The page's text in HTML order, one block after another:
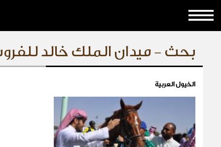
بحث - ميدان الملك خالد
الخيول العربية